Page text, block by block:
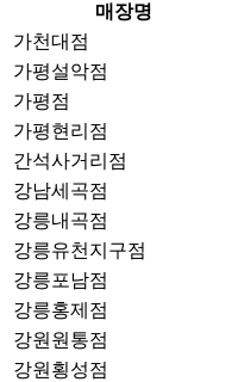
매장명
가천대점
가평설악점
가평점
가평현리점
간석사거리점
강남세곡점
강릉내곡점
강릉유천지구점
강릉포남점
강릉홍제점
강원원통점
강원횡성점